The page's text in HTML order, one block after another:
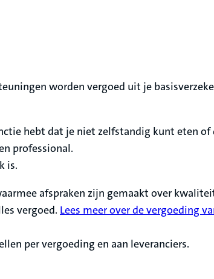
worden vergoed uit je
hebt dat je niet zelfstandig kunt eten
professional.
is.
afspraken zijn gemaakt over
vergoed. Lees meer over de vergoeding
per vergoeding en aan leveranciers.